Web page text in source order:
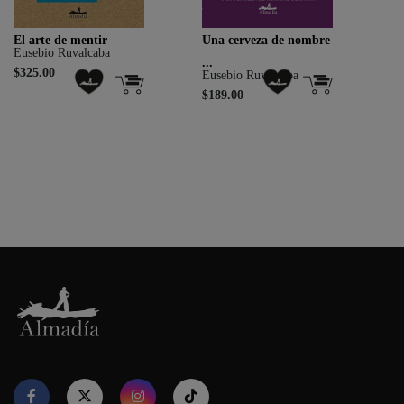
El arte de mentir
Eusebio Ruvalcaba
$325.00
Una cerveza de nombre
...
Eusebio Ruvalcaba
$189.00
Nuestro sitio web utiliza cookies para proporcionar su